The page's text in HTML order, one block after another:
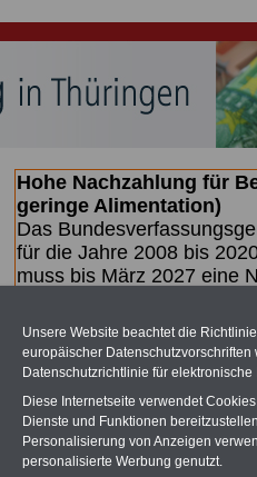
Hohe Nachzahlung für
geringe Alimentation)
Das
für die Jahre 2008 bis
muss bis März 2027 eine
(Beamte &
geben (Medienberichten
mind.3.000 und 13.000
hierzu eine Broschüre
des Gesetzentwurfs der
Quartal.2026 >>>
zur
Unsere Website beachtet die
europäischer
Datenschutzrichtlinie für
Diese Internetseite verwendet
Dienste und Funktionen
Personalisierung von Anzeigen
personalisierte Werbung genutzt.